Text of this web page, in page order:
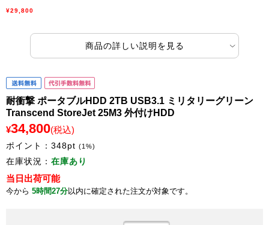
¥29,800
商品の詳しい説明を見る
耐衝撃 ポータブルHDD 2TB USB3.1 ミリタリーグリーン
Transcend StoreJet 25M3 外付けHDD
¥34,800(税込)
ポイント： 348pt (1%)
在庫状況： 在庫あり
当日出荷可能
今から 5時間27分以内に確定された注文が対象です。